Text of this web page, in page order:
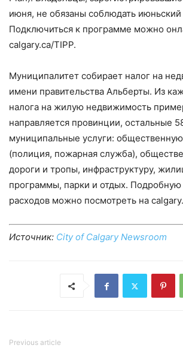
июня, не обязаны соблюдать июньский
Подключиться к программе можно
calgary.ca/TIPP.
Муниципалитет собирает налог на
имени правительства Альберты. Из
налога на жилую недвижимость
направляется провинции, остальные
муниципальные услуги:
(полиция, пожарная служба),
дороги и тропы, инфраструктуру,
программы, парки и отдых. Подробную
расходов можно посмотреть на
Источник: City of Calgary Newsroom
Previous article